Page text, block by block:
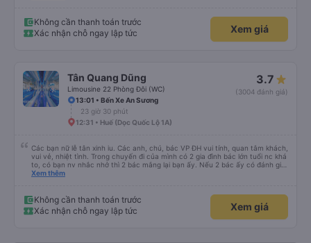
Không cần thanh toán trước
Xác nhận chỗ ngay lập tức
Xem giá
Tân Quang Dũng
Limousine 22 Phòng Đôi (WC)
3.7
(3004 đánh giá)
13:01 • Bến Xe An Sương
23 giờ 30 phút
12:31 • Huế (Dọc Quốc Lộ 1A)
Các bạn nữ lễ tân xinh iu. Các anh, chú, bác VP ĐH vui tính, quan tâm khách,
vui vẻ, nhiệt tình. Trong chuyến đi của mình có 2 gia đình bác lớn tuổi nc khá
to, có bạn nv nhắc nhở thì 2 bác mắng lại bạn ấy. Nếu 2 bác ấy có đánh giá
xấu thì mình ngược lại nha. Bạn ấy nhắc nhở rất đúng. 2 bác nói rất to. To
bạn ấy nha. Nếu bạn ấy bị trừ thì bảo bạn ấy liên hệ sđt của mình, mình hỗ
trợ ạ. Số mình đuôi 666, chuyến ĐH-NT ngày 16/1. À các bạn nữ lễ tân xinh
iu còn đổi cho mình phòng đơn sang đôi xong còn note là (một mình) yêu
Xem thêm
Không cần thanh toán trước
Xác nhận chỗ ngay lập tức
Xem giá